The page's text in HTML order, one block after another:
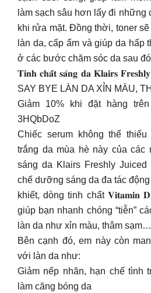
làm sạch sâu hơn lấy đi những
khi rửa mặt. Đồng thời, toner
làn da, cấp ẩm và giúp da hấp
ở các bước chăm sóc da sau
𝐓𝐢𝐧𝐡 𝐜𝐡𝐚̂́𝐭 𝐬𝐚́𝐧𝐠 𝐝𝐚 𝐊𝐥𝐚𝐢𝐫𝐬
SAY BYE LÀN DA XỈN MÀU,
Giảm 10% khi đặt hàng trên
3HQbDoZ
Chiếc serum không thể
trắng da mùa hè này của các
sáng da Klairs Freshly
chế dưỡng sáng da đa tác
khiết, dòng tinh chất 𝐕𝐢𝐭𝐚𝐦𝐢𝐧
giúp bạn nhanh chóng “tiễn”
làn da như xỉn màu, thâm sạm…
Bên cạnh đó, em này còn
với làn da như:
Giảm nếp nhăn, hạn chế tình
làm căng bóng da